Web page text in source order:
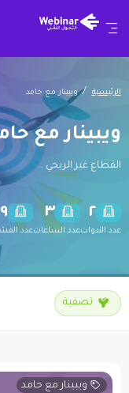
الرئيسية ويبينار مع حامد
ويبينار مع
القطاع غير الربحي ..
٢
عدد الندوات
٣
عدد الساعاتعدد
تصفية
ويبينار مع حامد